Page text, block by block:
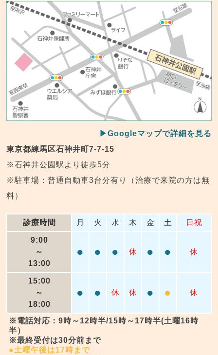
▶Googleマップで詳細を見る
東京都練馬区石神井町7-7-15
※石神井公園駅より徒歩5分
※駐車場：普通自動車3台分有り（治療で来院の方は無
料）
診療時間 月 火 水 木 金 土 日祝
9:00
～
13:00
● ● ● 休 ● ● 休
15:00
～
18:00
● ● 休 休 ● ● 休
※電話対応：9時～12時半/15時～17時半(土曜16時
半）
※最終受付は30分前まで
●土曜午後は17時まで